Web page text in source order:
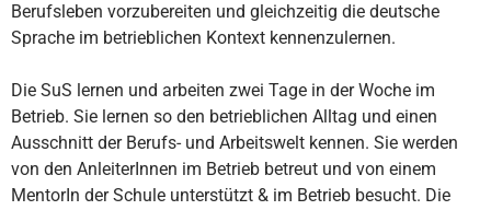
Berufsleben vorzubereiten und gleichzeitig die deutsche
Sprache im betrieblichen Kontext kennenzulernen.
Die SuS lernen und arbeiten zwei Tage in der Woche im
Betrieb. Sie lernen so den betrieblichen Alltag und einen
Ausschnitt der Berufs- und Arbeitswelt kennen. Sie werden
von den AnleiterInnen im Betrieb betreut und von einem
MentorIn der Schule unterstützt & im Betrieb besucht. Die